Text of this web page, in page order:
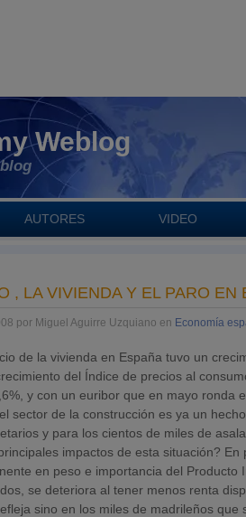
Weblog
AUTORES VIDEO
, LA VIVIENDA Y EL PARO EN
por Miguel Aguirre Uzquiano en Economía
de la vivienda en España tuvo un
del Índice de precios al
y con un euribor que en mayo ronda
sector de la construcción es ya un
y para los cientos de miles de
impactos de esta situación?
en peso e importancia del Producto
se deteriora al tener menos renta
sino en los miles de madrileños que